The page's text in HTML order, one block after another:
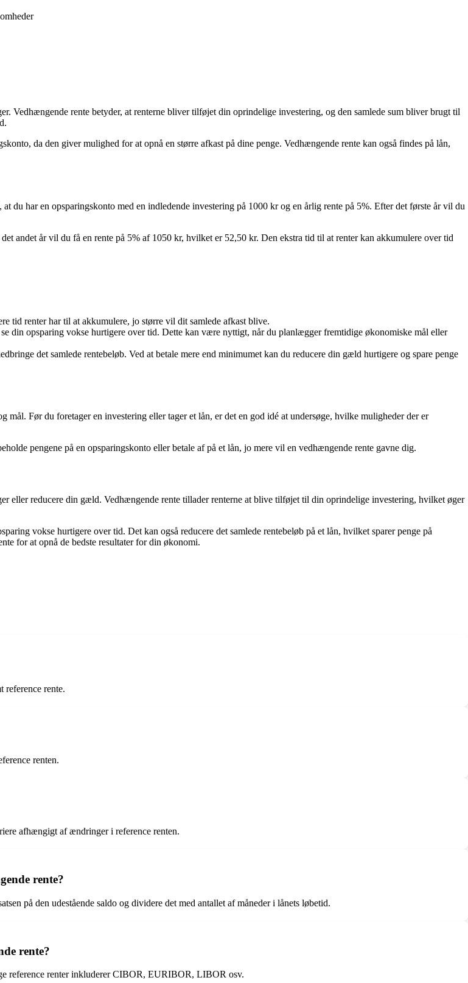
Vedhængende rente betyder, at renterne bliver tilføjet din oprindelige investering, og den samlede sum bliver brugt til
da den giver mulighed for at opnå en større afkast på dine penge. Vedhængende rente kan også findes på lån,
du har en opsparingskonto med en indledende investering på 1000 kr og en årlig rente på 5%. Efter det første år vil du
andet år vil du få en rente på 5% af 1050 kr, hvilket er 52,50 kr. Den ekstra tid til at renter kan akkumulere over tid
tid renter har til at akkumulere, jo større vil dit samlede afkast blive.
din opsparing vokse hurtigere over tid. Dette kan være nyttigt, når du planlægger fremtidige økonomiske mål eller
det samlede rentebeløb. Ved at betale mere end minimumet kan du reducere din gæld hurtigere og spare penge
Før du foretager en investering eller tager et lån, er det en god idé at undersøge, hvilke muligheder der er
pengene på en opsparingskonto eller betale af på et lån, jo mere vil en vedhængende rente gavne dig.
eller reducere din gæld. Vedhængende rente tillader renterne at blive tilføjet til din oprindelige investering, hvilket øger
vokse hurtigere over tid. Det kan også reducere det samlede rentebeløb på et lån, hvilket sparer penge på
for at opnå de bedste resultater for din økonomi.
reference rente.
renten.
afhængigt af ændringer i reference renten.
rente?
på den udestående saldo og dividere det med antallet af måneder i lånets løbetid.
rente?
reference renter inkluderer CIBOR, EURIBOR, LIBOR osv.